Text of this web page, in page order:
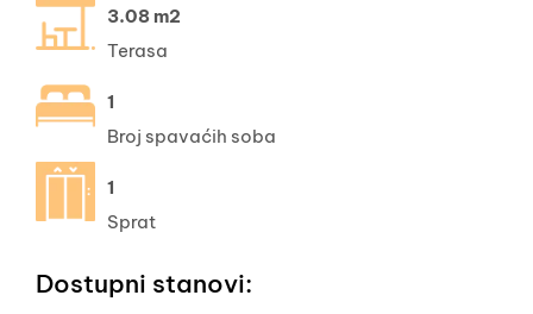
3.08 m2
Terasa
1
Broj spavaćih soba
1
Sprat
Dostupni stanovi: